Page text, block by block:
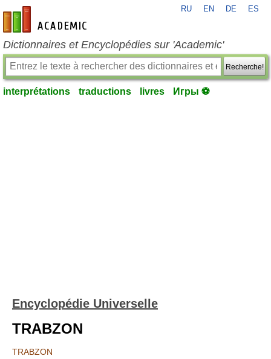
fr-academic.com
RU EN DE ES
Dictionnaires et Encyclopédies sur 'Academic'
Recherche!
interprétations traductions livres Игры ⚽
Encyclopédie Universelle
TRABZON
TRABZON